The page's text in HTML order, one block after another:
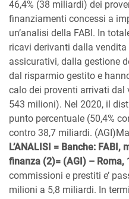
46,4% (38 miliardi) dei
finanziamenti concessi a
un’analisi della FABI. In
ricavi derivanti dalla
assicurativi, dalla gestione
dal risparmio gestito e
calo dei proventi arrivati dal
543 milioni). Nel 2020, il
punto percentuale (50,4%
contro 38,7 miliardi.
L’ANALISI = Banche: FABI,
finanza (2)= (AGI) – Roma,
commissioni e prestiti e’
milioni a 5,8 miliardi. In